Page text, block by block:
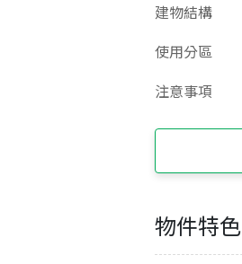
建物結構
使用分區
注意事項
物件特色